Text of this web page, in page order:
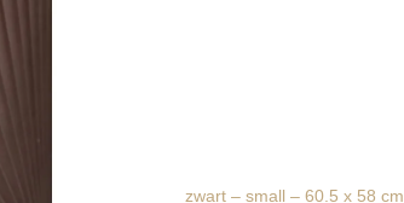
zwart – small – 60.5 x 58 cm